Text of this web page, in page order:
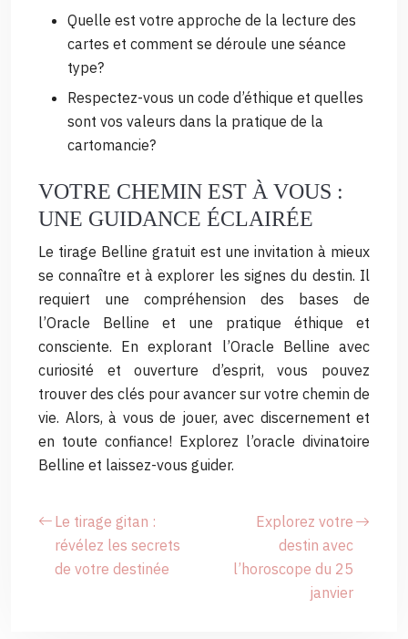
Quelle est votre approche de la lecture des
cartes et comment se déroule une séance
type?
Respectez-vous un code d’éthique et quelles
sont vos valeurs dans la pratique de la
cartomancie?
VOTRE CHEMIN EST À VOUS :
UNE GUIDANCE ÉCLAIRÉE
Le tirage Belline gratuit est une invitation à mieux
se connaître et à explorer les signes du destin. Il
requiert une compréhension des bases de
l’Oracle Belline et une pratique éthique et
consciente. En explorant l’Oracle Belline avec
curiosité et ouverture d’esprit, vous pouvez
trouver des clés pour avancer sur votre chemin de
vie. Alors, à vous de jouer, avec discernement et
en toute confiance! Explorez l’oracle divinatoire
Belline et laissez-vous guider.
Le tirage gitan :
révélez les secrets
de votre destinée
Explorez votre
destin avec
l’horoscope du 25
janvier